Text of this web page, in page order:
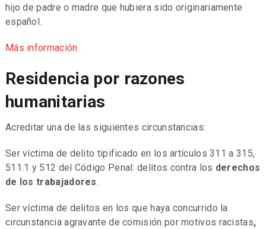
hijo de padre o madre que hubiera sido originariamente
español.
Más información
Residencia por razones
humanitarias
Acreditar una de las siguientes circunstancias:
Ser víctima de delito tipificado en los artículos 311 a 315,
511.1 y 512 del Código Penal: delitos contra los derechos
de los trabajadores.
Ser víctima de delitos en los que haya concurrido la
circunstancia agravante de comisión por motivos racistas,